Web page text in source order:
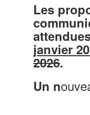
Les
janvier
2026.
Un n